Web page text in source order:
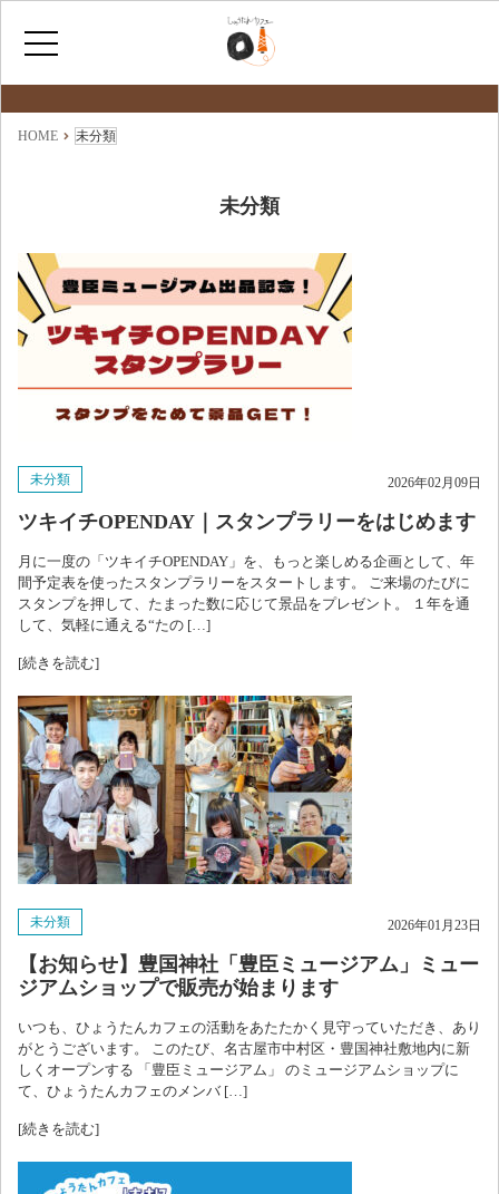
ホーム
福祉サービス
ショップ情報
最新情報
NEWS
HOME 未分類
未分類
未分類 2026年02月09日
ツキイチOPENDAY｜スタンプラリーをはじめます
月に一度の「ツキイチOPENDAY」を、もっと楽しめる企画として、年
間予定表を使ったスタンプラリーをスタートします。 ご来場のたびに
スタンプを押して、たまった数に応じて景品をプレゼント。 １年を通
して、気軽に通える“たの […]
[続きを読む]
未分類 2026年01月23日
【お知らせ】豊国神社「豊臣ミュージアム」ミュー
ジアムショップで販売が始まります
いつも、ひょうたんカフェの活動をあたたかく見守っていただき、あり
がとうございます。 このたび、名古屋市中村区・豊国神社敷地内に新
しくオープンする 「豊臣ミュージアム」 のミュージアムショップに
て、ひょうたんカフェのメンバ […]
[続きを読む]